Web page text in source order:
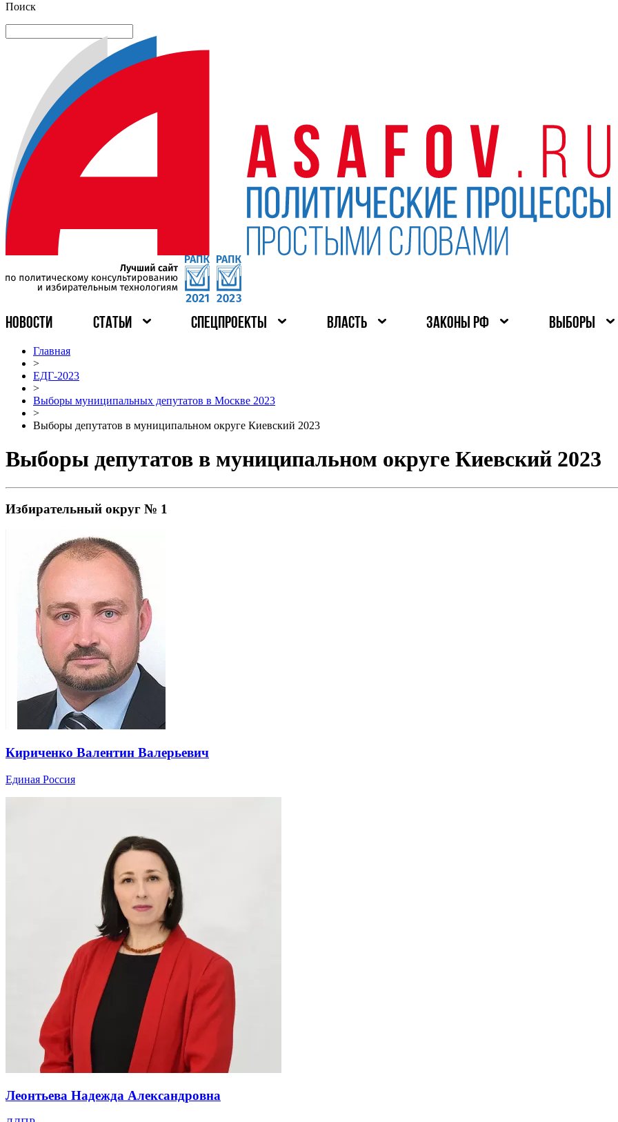
Поиск
НОВОСТИ СТАТЬИ СПЕЦПРОЕКТЫ ВЛАСТЬ ЗАКОНЫ РФ ВЫБОРЫ
Главная
>
ЕДГ-2023
>
Выборы муниципальных депутатов в Москве 2023
>
Выборы депутатов в муниципальном округе Киевский 2023
Выборы депутатов в муниципальном округе Киевский 2023
Избирательный округ № 1
Кириченко Валентин Валерьевич
Единая Россия
Леонтьева Надежда Александровна